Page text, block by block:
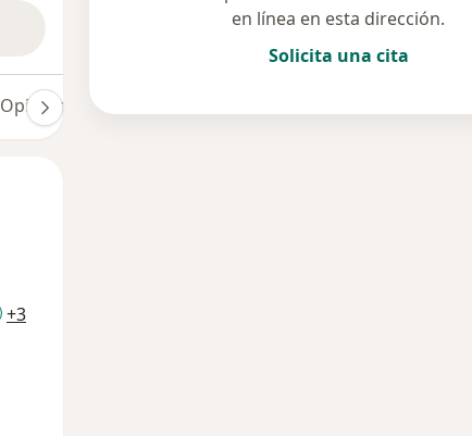
Opiniones
+3a11y_sr_more_diseases
en línea en esta dirección.
Solicita una cita